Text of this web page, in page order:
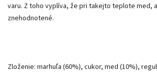
varu. Z toho vyplíva, že pri takejto teplote med,
znehodnotené.
Zloženie: marhuľa (60%), cukor, med (10%),